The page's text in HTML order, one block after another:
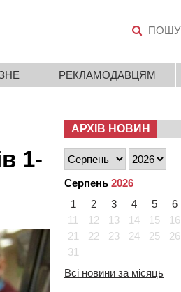
РЕКЛАМОДАВЦЯМ
1-
АРХІВ НОВИН
Серпень 2026
1
2 3 4 5 6
11
12 13 14 15 16
21
22 23 24 25 26
31
Всі новини за місяць